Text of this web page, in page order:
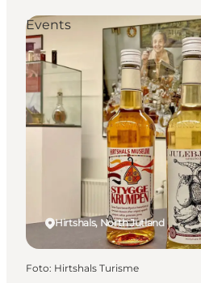
Hirtshals, North Jutland
Events
Foto: Hirtshals Turisme